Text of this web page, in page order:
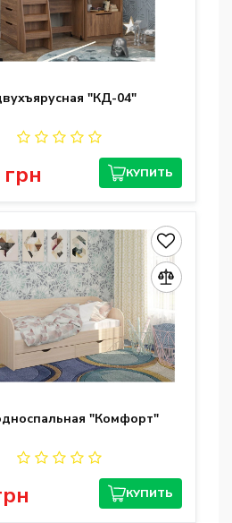
"КД-04"
КУПИТЬ
"Комфорт"
КУПИТЬ